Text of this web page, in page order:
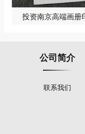
投资南京高端画册
公司简介
联系我们